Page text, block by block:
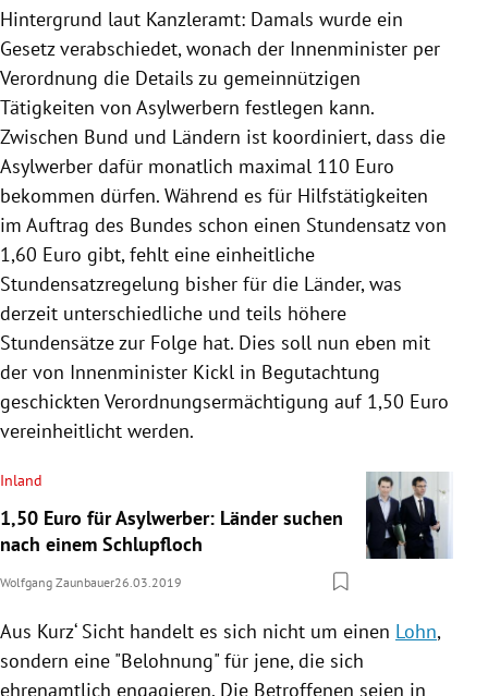
Hintergrund laut Kanzleramt: Damals wurde ein
Gesetz verabschiedet, wonach der Innenminister per
Verordnung die Details zu gemeinnützigen
Tätigkeiten von Asylwerbern festlegen kann.
Zwischen Bund und Ländern ist koordiniert, dass die
Asylwerber dafür monatlich maximal 110 Euro
bekommen dürfen. Während es für Hilfstätigkeiten
im Auftrag des Bundes schon einen Stundensatz von
1,60 Euro gibt, fehlt eine einheitliche
Stundensatzregelung bisher für die Länder, was
derzeit unterschiedliche und teils höhere
Stundensätze zur Folge hat. Dies soll nun eben mit
der von Innenminister Kickl in Begutachtung
geschickten Verordnungsermächtigung auf 1,50 Euro
vereinheitlicht werden.
Inland
1,50 Euro für Asylwerber: Länder suchen
nach einem Schlupfloch
Wolfgang Zaunbauer26.03.2019
Aus Kurz‘ Sicht handelt es sich nicht um einen Lohn,
sondern eine "Belohnung" für jene, die sich
ehrenamtlich engagieren. Die Betroffenen seien in